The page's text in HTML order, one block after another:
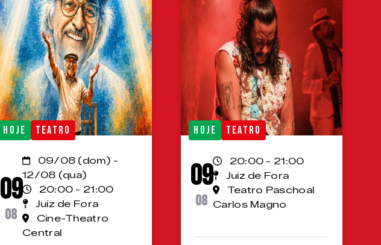
HOJE TEATRO
09
08
09/08 (dom) -
12/08 (qua)
20:00 - 21:00
Juiz de Fora
Cine-Theatro
Central
HOJE TEATRO
09
08
20:00 - 21:00
Juiz de Fora
Teatro Paschoal
Carlos Magno